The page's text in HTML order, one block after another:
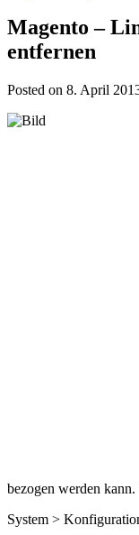
Magento –
entfernen
Posted on 8. April
bezogen werden
System >